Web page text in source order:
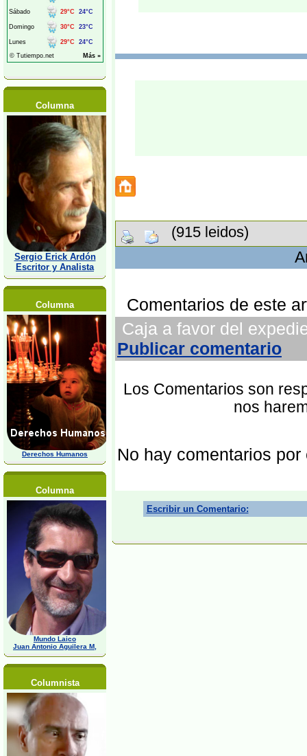
Columna
Sergio Erick Ardón
Escritor y Analista
Columna
Derechos Humanos
Columna
Mundo Laico
Juan Antonio Aguilera M,
Columnista
(915 leidos)
Comentarios de este
Caja a favor del
Publicar comentario
Los Comentarios son
nos
No hay comentarios por
Escribir un Comentario: